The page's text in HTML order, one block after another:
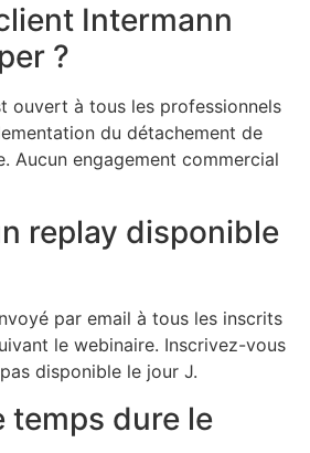
Intermann
?
ouvert à tous les professionnels
du détachement de
Aucun engagement commercial
replay disponible
par email à tous les inscrits
le webinaire. Inscrivez-vous
disponible le jour J.
temps dure le